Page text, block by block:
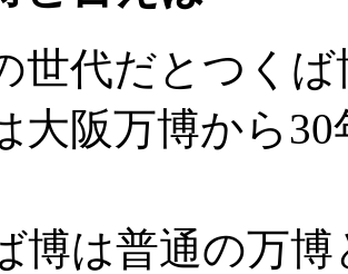
世代だとつく
大阪万博から
博は普通の万